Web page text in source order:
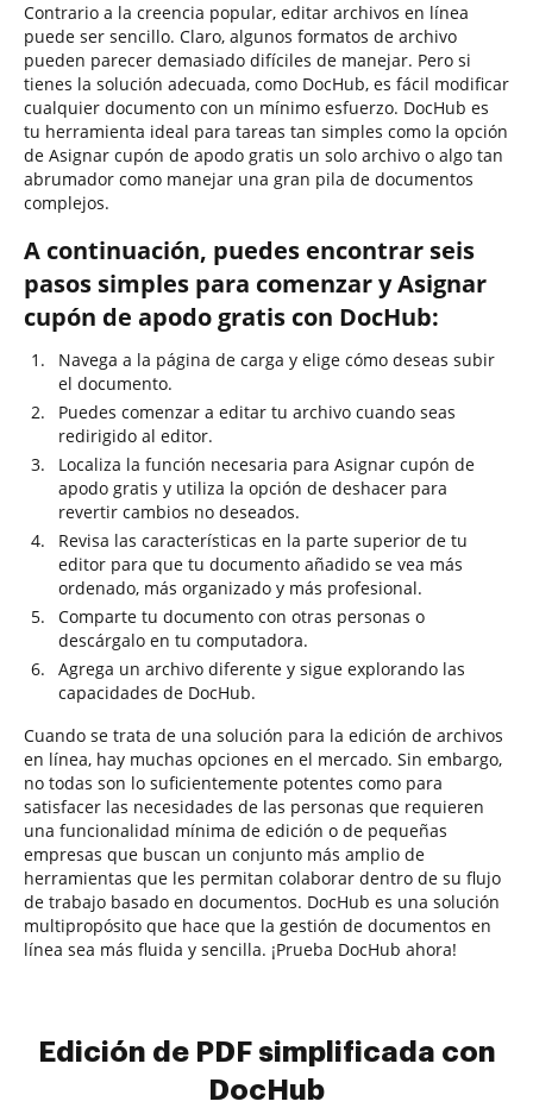
Contrario a la creencia popular, editar archivos en línea
puede ser sencillo. Claro, algunos formatos de archivo
pueden parecer demasiado difíciles de manejar. Pero si
tienes la solución adecuada, como DocHub, es fácil modificar
cualquier documento con un mínimo esfuerzo. DocHub es
tu herramienta ideal para tareas tan simples como la opción
de Asignar cupón de apodo gratis un solo archivo o algo tan
abrumador como manejar una gran pila de documentos
complejos.
A continuación, puedes encontrar seis
pasos simples para comenzar y Asignar
cupón de apodo gratis con DocHub:
Navega a la página de carga y elige cómo deseas subir
el documento.
Puedes comenzar a editar tu archivo cuando seas
redirigido al editor.
Localiza la función necesaria para Asignar cupón de
apodo gratis y utiliza la opción de deshacer para
revertir cambios no deseados.
Revisa las características en la parte superior de tu
editor para que tu documento añadido se vea más
ordenado, más organizado y más profesional.
Comparte tu documento con otras personas o
descárgalo en tu computadora.
Agrega un archivo diferente y sigue explorando las
capacidades de DocHub.
Cuando se trata de una solución para la edición de archivos
en línea, hay muchas opciones en el mercado. Sin embargo,
no todas son lo suficientemente potentes como para
satisfacer las necesidades de las personas que requieren
una funcionalidad mínima de edición o de pequeñas
empresas que buscan un conjunto más amplio de
herramientas que les permitan colaborar dentro de su flujo
de trabajo basado en documentos. DocHub es una solución
multipropósito que hace que la gestión de documentos en
línea sea más fluida y sencilla. ¡Prueba DocHub ahora!
Edición de PDF simplificada con
DocHub